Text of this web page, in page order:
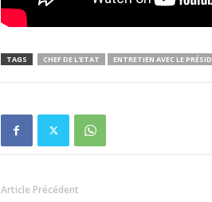
TAGS CHEF DE L'ETAT ENTRETIEN AVEC LE
Article Précédent